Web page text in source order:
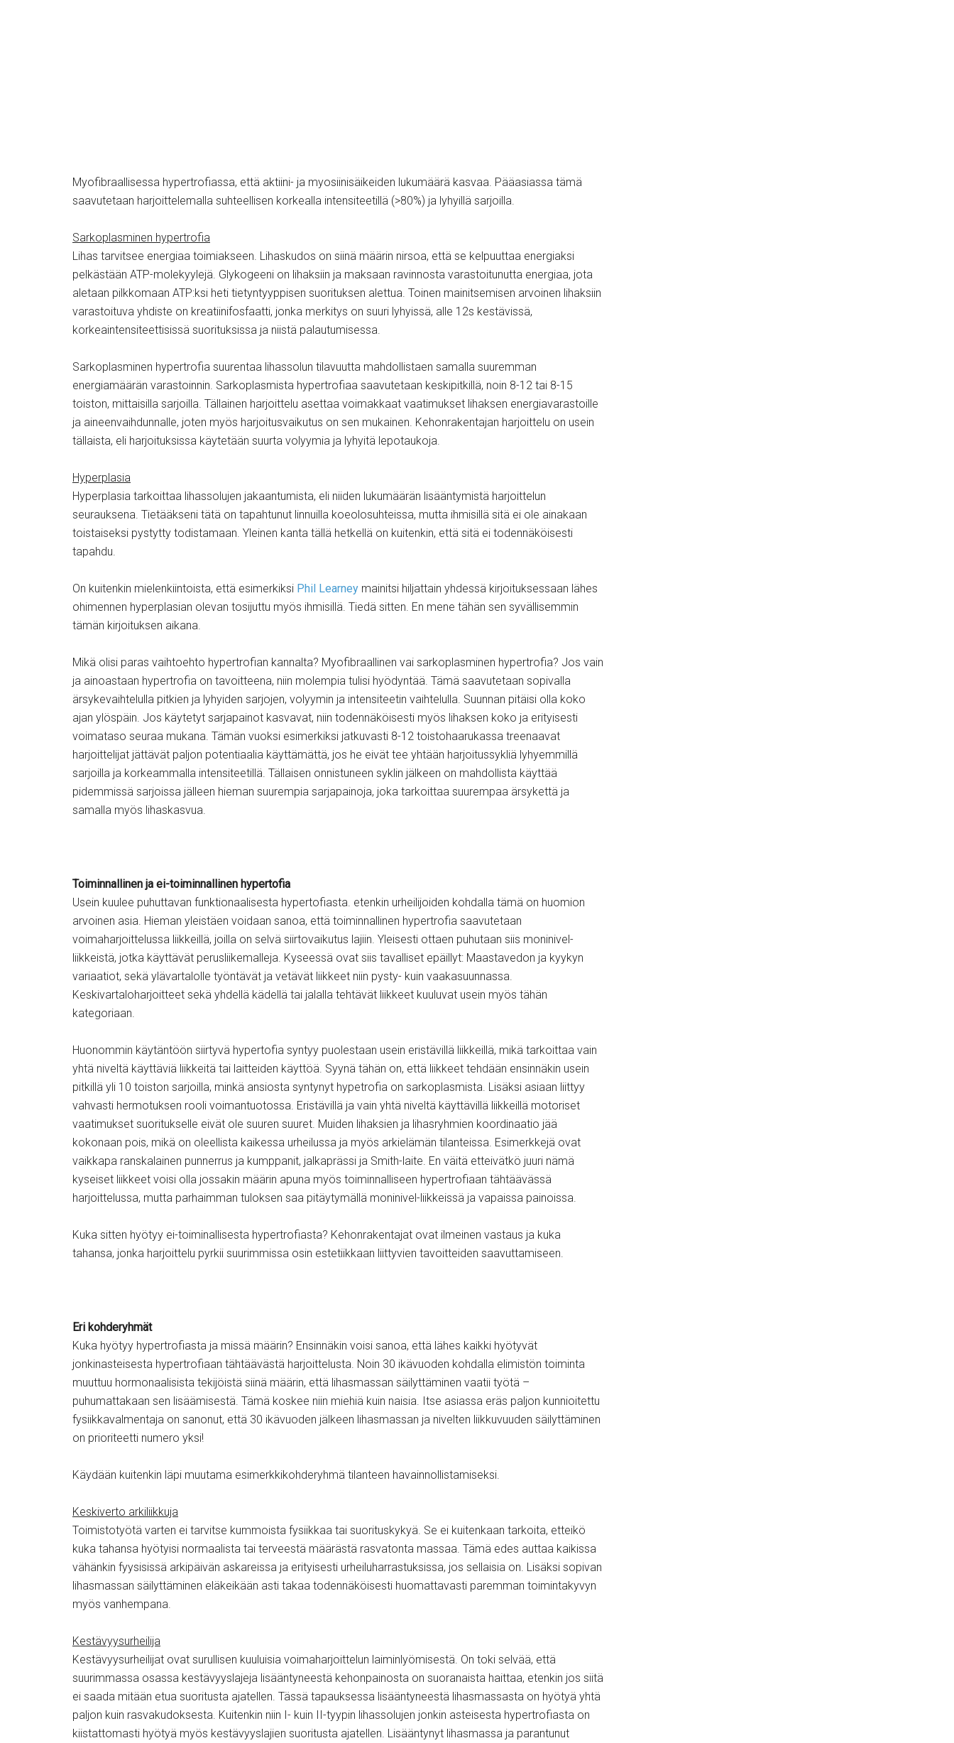
Myofibraallisessa hypertrofiassa, että aktiini- ja myosiinisäikeiden lukumäärä kasvaa. Pääasiassa tämä
saavutetaan harjoittelemalla suhteellisen korkealla intensiteetillä (>80%) ja lyhyillä sarjoilla.
Sarkoplasminen hypertrofia
Lihas tarvitsee energiaa toimiakseen. Lihaskudos on siinä määrin nirsoa, että se kelpuuttaa energiaksi
pelkästään ATP-molekyylejä. Glykogeeni on lihaksiin ja maksaan ravinnosta varastoitunutta energiaa, jota
aletaan pilkkomaan ATP:ksi heti tietyntyyppisen suorituksen alettua. Toinen mainitsemisen arvoinen lihaksiin
varastoituva yhdiste on kreatiinifosfaatti, jonka merkitys on suuri lyhyissä, alle 12s kestävissä,
korkeaintensiteettisissä suorituksissa ja niistä palautumisessa.
Sarkoplasminen hypertrofia suurentaa lihassolun tilavuutta mahdollistaen samalla suuremman
energiamäärän varastoinnin. Sarkoplasmista hypertrofiaa saavutetaan keskipitkillä, noin 8-12 tai 8-15
toiston, mittaisilla sarjoilla. Tällainen harjoittelu asettaa voimakkaat vaatimukset lihaksen energiavarastoille
ja aineenvaihdunnalle, joten myös harjoitusvaikutus on sen mukainen. Kehonrakentajan harjoittelu on usein
tällaista, eli harjoituksissa käytetään suurta volyymia ja lyhyitä lepotaukoja.
Hyperplasia
Hyperplasia tarkoittaa lihassolujen jakaantumista, eli niiden lukumäärän lisääntymistä harjoittelun
seurauksena. Tietääkseni tätä on tapahtunut linnuilla koeolosuhteissa, mutta ihmisillä sitä ei ole ainakaan
toistaiseksi pystytty todistamaan. Yleinen kanta tällä hetkellä on kuitenkin, että sitä ei todennäköisesti
tapahdu.
On kuitenkin mielenkiintoista, että esimerkiksi Phil Learney mainitsi hiljattain yhdessä kirjoituksessaan lähes
ohimennen hyperplasian olevan tosijuttu myös ihmisillä. Tiedä sitten. En mene tähän sen syvällisemmin
tämän kirjoituksen aikana.
Mikä olisi paras vaihtoehto hypertrofian kannalta? Myofibraallinen vai sarkoplasminen hypertrofia? Jos vain
ja ainoastaan hypertrofia on tavoitteena, niin molempia tulisi hyödyntää. Tämä saavutetaan sopivalla
ärsykevaihtelulla pitkien ja lyhyiden sarjojen, volyymin ja intensiteetin vaihtelulla. Suunnan pitäisi olla koko
ajan ylöspäin. Jos käytetyt sarjapainot kasvavat, niin todennäköisesti myös lihaksen koko ja erityisesti
voimataso seuraa mukana. Tämän vuoksi esimerkiksi jatkuvasti 8-12 toistohaarukassa treenaavat
harjoittelijat jättävät paljon potentiaalia käyttämättä, jos he eivät tee yhtään harjoitussykliä lyhyemmillä
sarjoilla ja korkeammalla intensiteetillä. Tällaisen onnistuneen syklin jälkeen on mahdollista käyttää
pidemmissä sarjoissa jälleen hieman suurempia sarjapainoja, joka tarkoittaa suurempaa ärsykettä ja
samalla myös lihaskasvua.
Toiminnallinen ja ei-toiminnallinen hypertofia
Usein kuulee puhuttavan funktionaalisesta hypertofiasta. etenkin urheilijoiden kohdalla tämä on huomion
arvoinen asia. Hieman yleistäen voidaan sanoa, että toiminnallinen hypertrofia saavutetaan
voimaharjoittelussa liikkeillä, joilla on selvä siirtovaikutus lajiin. Yleisesti ottaen puhutaan siis moninivel-
liikkeistä, jotka käyttävät perusliikemalleja. Kyseessä ovat siis tavalliset epäillyt: Maastavedon ja kyykyn
variaatiot, sekä ylävartalolle työntävät ja vetävät liikkeet niin pysty- kuin vaakasuunnassa.
Keskivartaloharjoitteet sekä yhdellä kädellä tai jalalla tehtävät liikkeet kuuluvat usein myös tähän
kategoriaan.
Huonommin käytäntöön siirtyvä hypertofia syntyy puolestaan usein eristävillä liikkeillä, mikä tarkoittaa vain
yhtä niveltä käyttäviä liikkeitä tai laitteiden käyttöä. Syynä tähän on, että liikkeet tehdään ensinnäkin usein
pitkillä yli 10 toiston sarjoilla, minkä ansiosta syntynyt hypetrofia on sarkoplasmista. Lisäksi asiaan liittyy
vahvasti hermotuksen rooli voimantuotossa. Eristävillä ja vain yhtä niveltä käyttävillä liikkeillä motoriset
vaatimukset suoritukselle eivät ole suuren suuret. Muiden lihaksien ja lihasryhmien koordinaatio jää
kokonaan pois, mikä on oleellista kaikessa urheilussa ja myös arkielämän tilanteissa. Esimerkkejä ovat
vaikkapa ranskalainen punnerrus ja kumppanit, jalkaprässi ja Smith-laite. En väitä etteivätkö juuri nämä
kyseiset liikkeet voisi olla jossakin määrin apuna myös toiminnalliseen hypertrofiaan tähtäävässä
harjoittelussa, mutta parhaimman tuloksen saa pitäytymällä moninivel-liikkeissä ja vapaissa painoissa.
Kuka sitten hyötyy ei-toiminallisesta hypertrofiasta? Kehonrakentajat ovat ilmeinen vastaus ja kuka
tahansa, jonka harjoittelu pyrkii suurimmissa osin estetiikkaan liittyvien tavoitteiden saavuttamiseen.
Eri kohderyhmät
Kuka hyötyy hypertrofiasta ja missä määrin? Ensinnäkin voisi sanoa, että lähes kaikki hyötyvät
jonkinasteisesta hypertrofiaan tähtäävästä harjoittelusta. Noin 30 ikävuoden kohdalla elimistön toiminta
muuttuu hormonaalisista tekijöistä siinä määrin, että lihasmassan säilyttäminen vaatii työtä –
puhumattakaan sen lisäämisestä. Tämä koskee niin miehiä kuin naisia. Itse asiassa eräs paljon kunnioitettu
fysiikkavalmentaja on sanonut, että 30 ikävuoden jälkeen lihasmassan ja nivelten liikkuvuuden säilyttäminen
on prioriteetti numero yksi!
Käydään kuitenkin läpi muutama esimerkkikohderyhmä tilanteen havainnollistamiseksi.
Keskiverto arkiliikkuja
Toimistotyötä varten ei tarvitse kummoista fysiikkaa tai suorituskykyä. Se ei kuitenkaan tarkoita, etteikö
kuka tahansa hyötyisi normaalista tai terveestä määrästä rasvatonta massaa. Tämä edes auttaa kaikissa
vähänkin fyysisissä arkipäivän askareissa ja erityisesti urheiluharrastuksissa, jos sellaisia on. Lisäksi sopivan
lihasmassan säilyttäminen eläkeikään asti takaa todennäköisesti huomattavasti paremman toimintakyvyn
myös vanhempana.
Kestävyysurheilija
Kestävyysurheilijat ovat surullisen kuuluisia voimaharjoittelun laiminlyömisestä. On toki selvää, että
suurimmassa osassa kestävyyslajeja lisääntyneestä kehonpainosta on suoranaista haittaa, etenkin jos siitä
ei saada mitään etua suoritusta ajatellen. Tässä tapauksessa lisääntyneestä lihasmassasta on hyötyä yhtä
paljon kuin rasvakudoksesta. Kuitenkin niin I- kuin II-tyypin lihassolujen jonkin asteisesta hypertrofiasta on
kiistattomasti hyötyä myös kestävyyslajien suoritusta ajatellen. Lisääntynyt lihasmassa ja parantunut